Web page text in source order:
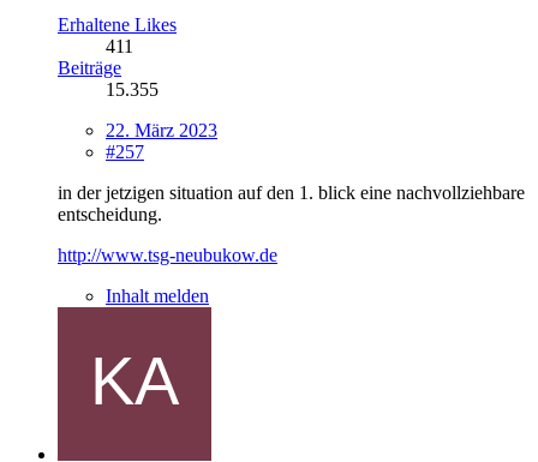
Erhaltene Likes
411
Beiträge
15.355
22. März 2023
#257
in der jetzigen situation auf den 1. blick eine nachvollziehbare
entscheidung.
http://www.tsg-neubukow.de
Inhalt melden